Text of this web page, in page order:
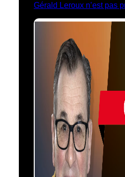
Gérald Leroux n’est pas